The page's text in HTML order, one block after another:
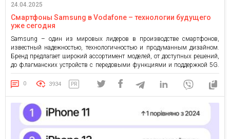
24.04.2025
Смартфоны Samsung в Vodafone – технологии будущего
уже сегодня
Samsung – один из мировых лидеров в производстве смартфонов,
известный надежностью, технологичностью и продуманным дизайном.
Бренд предлагает широкий ассортимент моделей, от доступных решений,
до флагманских устройств с передовыми функциями и поддержкой 5G.
Купить телефон Самсунг в Украине возможно на платформе надежного
поставщика Vodafone. Интернет-магазин предлагает широкий модельный
ряд смартфонов Samsung по доступной цене для каждого потребителя.
0 3934 PR